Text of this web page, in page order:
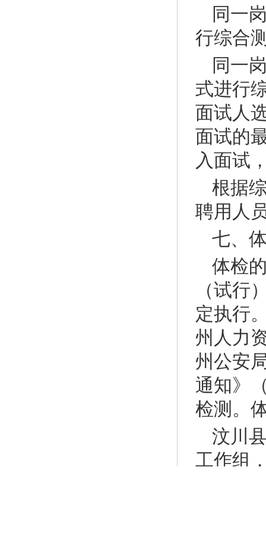
同一
行综合
同一
式进行
面试人
面试的
入面试
根据
聘用人
七、
体检
（试行
定执行
州人力
州公安
通知》
检测。
汶川
工作组